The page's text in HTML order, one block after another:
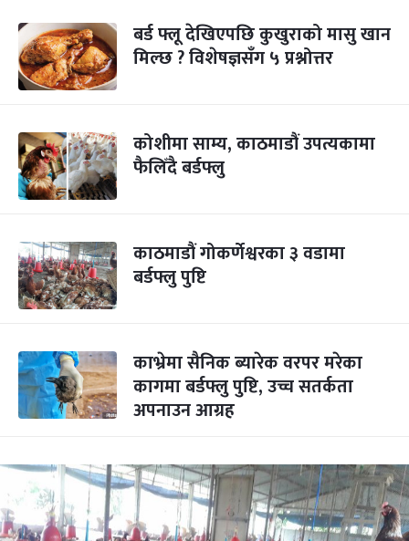
बर्ड फ्लू देखिएपछि कुखुराको मासु खान
मिल्छ ? विशेषज्ञसँग ५ प्रश्नोत्तर
कोशीमा साम्य, काठमाडौं उपत्यकामा
फैलिँदै बर्डफ्लु
काठमाडौं गोकर्णेश्वरका ३ वडामा
बर्डफ्लु पुष्टि
काभ्रेमा सैनिक ब्यारेक वरपर मरेका
कागमा बर्डफ्लु पुष्टि, उच्च सतर्कता
अपनाउन आग्रह